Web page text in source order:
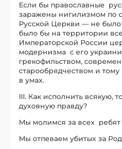
Если бы православные
заражены нигилизмом по
Русской Церкви — не было
было бы на территории
Императорской России
модернизма с его
грекофильством,
старообрядчеством и
в умах.
III. Как исполнить всякую,
духовную правду?
Мы молимся за всех ребят
Мы отпеваем убитых за